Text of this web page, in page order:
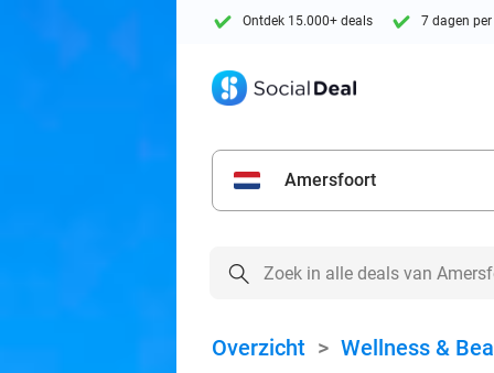
Ontdek 15.000+ deals 7 dagen
Amersfoort
Overzicht > Wellness &